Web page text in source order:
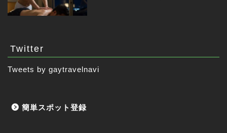
Twitter
Tweets by gaytravelnavi
簡単スポット登録